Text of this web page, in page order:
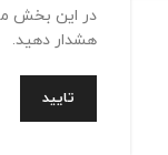
در این بخش
هشدار دهید.
تایید